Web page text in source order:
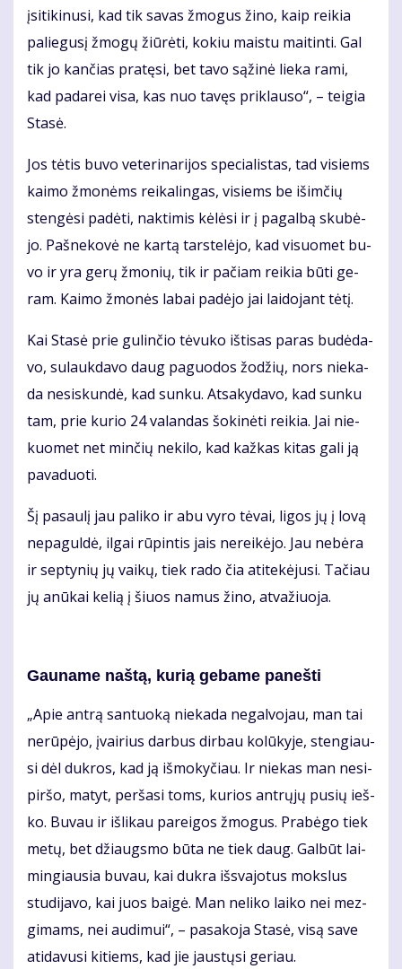
įsi­ti­ki­nu­si, kad tik sa­vas žmo­gus ži­no, kaip rei­kia
pa­lie­gu­sį žmo­gų žiū­rė­ti, ko­kiu mais­tu mai­tin­ti. Gal
tik jo kan­čias pra­tę­si, bet ta­vo są­ži­nė lie­ka ra­mi,
kad pa­da­rei vi­sa, kas nuo ta­vęs pri­klau­so“, – tei­gia
Sta­sė.
Jos tė­tis bu­vo ve­te­ri­na­ri­jos spe­cia­lis­tas, tad vi­siems
kai­mo žmo­nėms rei­ka­lin­gas, vi­siems be iš­im­čių
sten­gė­si pa­dė­ti, nak­ti­mis kė­lė­si ir į pa­gal­bą sku­bė­
jo. Pa­šne­ko­vė ne kar­tą tars­te­lė­jo, kad vi­suo­met bu­
vo ir yra ge­rų žmo­nių, tik ir pa­čiam rei­kia bū­ti ge­
ram. Kai­mo žmo­nės la­bai pa­dė­jo jai lai­do­jant tė­tį.
Kai Sta­sė prie gu­lin­čio tė­vu­ko iš­ti­sas pa­ras bu­dė­da­
vo, su­lauk­da­vo daug pa­guo­dos žo­džių, nors nie­ka­
da ne­si­skun­dė, kad sun­ku. At­sa­ky­da­vo, kad sun­ku
tam, prie ku­rio 24 va­lan­das šo­ki­nė­ti rei­kia. Jai nie­
kuo­met net min­čių ne­ki­lo, kad kaž­kas ki­tas ga­li ją
pa­va­duo­ti.
Šį pa­sau­lį jau pa­li­ko ir abu vy­ro tė­vai, li­gos jų į lo­vą
ne­pa­gul­dė, il­gai rū­pin­tis jais ne­rei­kė­jo. Jau ne­bė­ra
ir sep­ty­nių jų vai­kų, tiek ra­do čia ati­te­kė­ju­si. Ta­čiau
jų anū­kai ke­lią į šiuos na­mus ži­no, at­va­žiuo­ja.
Gau­na­me naš­tą, ku­rią ge­ba­me pa­neš­ti
„Apie an­trą san­tuo­ką nie­ka­da ne­gal­vo­jau, man tai
ne­rū­pė­jo, įvai­rius dar­bus dir­bau ko­lū­ky­je, sten­giau­
si dėl duk­ros, kad ją iš­mo­ky­čiau. Ir nie­kas man ne­si­
pir­šo, ma­tyt, per­ša­si toms, ku­rios ant­rų­jų pu­sių ieš­
ko. Bu­vau ir iš­li­kau pa­rei­gos žmo­gus. Pra­bė­go tiek
me­tų, bet džiaugs­mo bū­ta ne tiek daug. Gal­būt lai­
min­giau­sia bu­vau, kai duk­ra iš­sva­jo­tus moks­lus
stu­di­ja­vo, kai juos bai­gė. Man ne­li­ko lai­ko nei mez­
gi­mams, nei au­di­mui“, – pa­sa­ko­ja Sta­sė, vi­są sa­ve
ati­da­vu­si ki­tiems, kad jie jaus­tų­si ge­riau.